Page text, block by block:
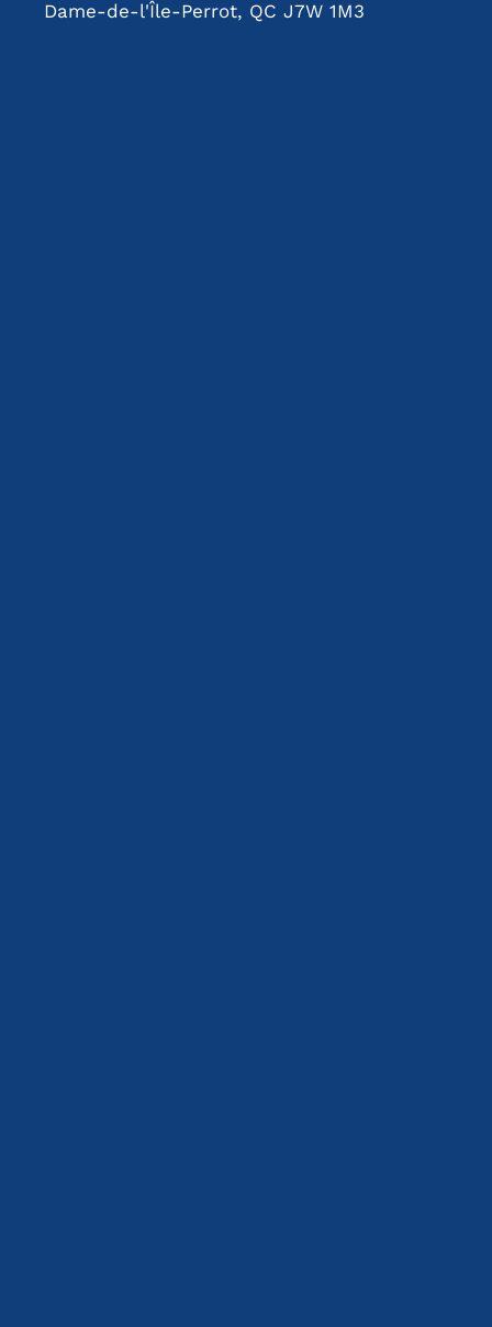
Dame-de-l'Île-Perrot, QC J7W 1M3